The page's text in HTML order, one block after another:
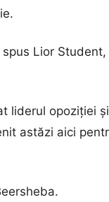
Lior
liderul opoziției
astăzi aici